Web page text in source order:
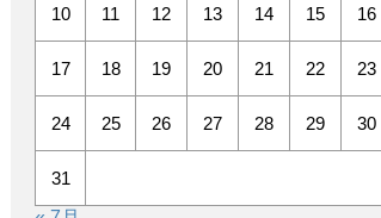
10 11 12 13 14 15 16
17 18 19 20 21 22 23
24 25 26 27 28 29 30
31